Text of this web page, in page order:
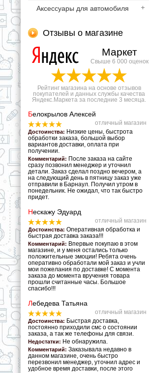
Аксессуары для автомобиля
Отзывы о магазине
Маркет
Свыше 6 000 оценок
Рейтинг магазина на основе отзывов
покупателей и данных службы качества
Яндекс.Маркета за последние 3 месяца.
Белокрылов Алексей
отличный магазин
Достоинства: Низкие цены, быстрота
обработки заказа, большой выбор
вариантов доставки, оплата при
получении.
Комментарий: После заказа на сайте
сразу позвонил менеджер и уточнил
детали. Заказ сделал поздно вечером, а
на следующий день в пятницу заказ уже
отправили в Барнаул. Получил утром в
понедельник. Не ожидал, что так быстро
придет.
Нескажу Эдуард
отличный магазин
Достоинства: Оперативная обработка и
быстрая доставка заказа!!!
Комментарий: Впервые покупаю в этом
магазине, и у меня остались только
положительные эмоции! Ребята очень
оперативно обработали мой заказ и учли
мои пожелания по доставке! С момента
заказа до момента вручения товара
прошли считанные часы. Большое
спасибо!!!
Лебедева Татьяна
отличный магазин
Достоинства: Быстрая доставка,
постоянно приходили смс о состоянии
заказа, а так же телефоны для связи.
Недостатки: Не обнаружила.
Комментарий: Заказывала недавно в
данном магазине, очень быстро
перезвонил менеджер, уточнил адрес и
удобное время доставки, после этого